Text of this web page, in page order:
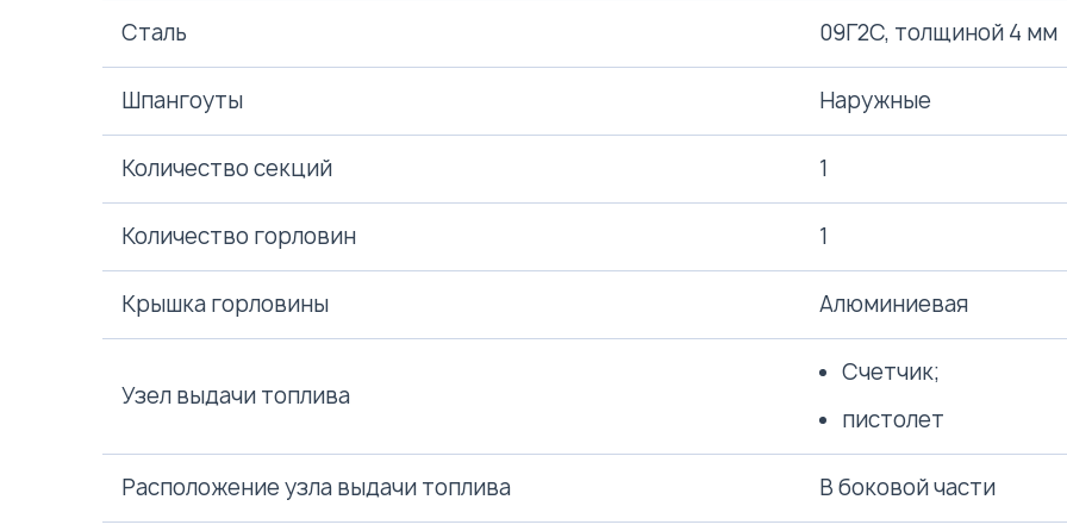
Сталь 09Г2С, толщиной 4 мм
Шпангоуты Наружные
Количество секций 1
Количество горловин 1
Крышка горловины Алюминиевая
Узел выдачи топлива
Счетчик;
пистолет
Расположение узла выдачи топлива В боковой части